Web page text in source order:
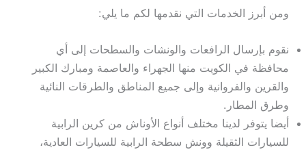
ومن أبرز الخدمات التي نقدمها لكم ما يلي:
نقوم بإرسال الرافعات والونشات والسطحات إلى أي
محافظة في الكويت منها الجهراء والعاصمة ومبارك الكبير
والقرين والفروانية وإلى جميع المناطق والطرقات النائية
وطرق المطار.
أيضا يتوفر لدينا مختلف أنواع الأوناش من كرين الرابية
للسيارات الثقيلة وونش سطحة الرابية للسيارات العادية،